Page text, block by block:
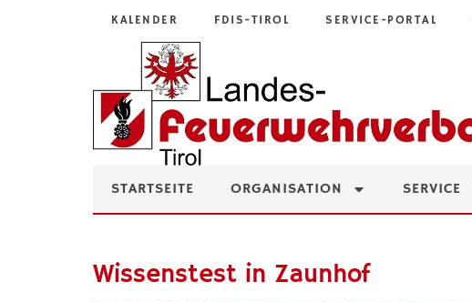
KALENDER FDIS-TIROL SERVICE-PORTAL
STARTSEITE ORGANISATION SERVICE
Wissenstest in Zaunhof